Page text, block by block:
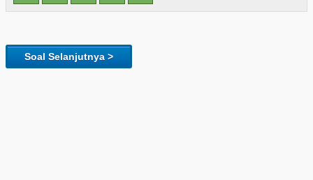
Soal Selanjutnya >